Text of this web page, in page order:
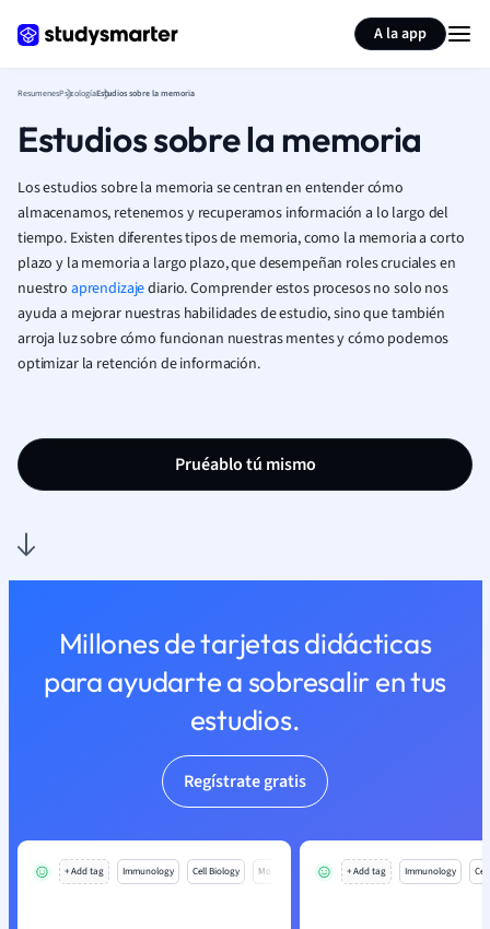
A la app
ResumenesPsicologíaEstudios sobre la memoria
Estudios sobre la memoria
Los estudios sobre la memoria se centran en entender cómo
almacenamos, retenemos y recuperamos información a lo largo del
tiempo. Existen diferentes tipos de memoria, como la memoria a corto
plazo y la memoria a largo plazo, que desempeñan roles cruciales en
nuestro aprendizajediario. Comprender estos procesos no solo nos
ayuda a mejorar nuestras habilidades de estudio, sino que también
arroja luz sobre cómo funcionan nuestras mentes y cómo podemos
optimizar la retención de información.
Pruéablo tú mismo
Millones de tarjetas didácticas
para ayudarte a sobresalir en tus
estudios.
Regístrate gratis
+ Add tag Immunology Cell Biology Mo + Add tag Immunology
Resumir página